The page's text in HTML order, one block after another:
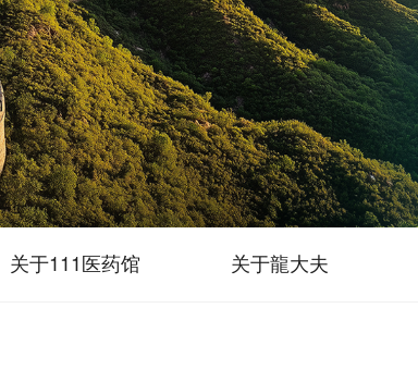
关于111医药馆 关于龍大夫